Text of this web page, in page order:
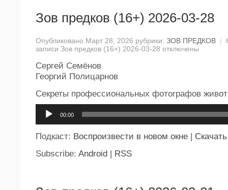
Зов предков (16+) 2026-03-28
Опубликовано Март 28, 2026 рубрики: ЗОВ ПРЕДКОВ |
записи Зов предков (16+) 2026-03-28 отключены
Сергей Семёнов
Георгий Полицарнов
Секреты профессиональных фотографов
00:00
Подкаст: Воспроизвести в новом окне
Скачать
Subscribe: Android RSS